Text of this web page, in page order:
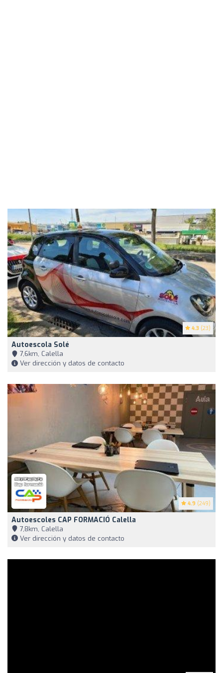
4.3 (23)
Autoescola Solé
7,6km, Calella
Ver dirección y datos de contacto
4.9 (249)
Autoescoles CAP FORMACIÓ Calella
7,8km, Calella
Ver dirección y datos de contacto